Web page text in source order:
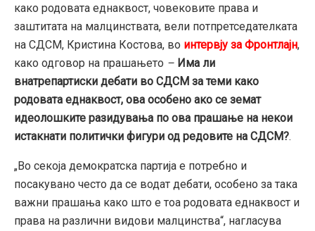
како родовата еднаквост, човековите права и
заштитата на малцинствата, вели потпретседателката
на СДСМ, Кристина Костова, во интервју за Фронтлајн,
како одговор на прашањето – Има ли
внатрепартиски дебати во СДСМ за теми како
родовата еднаквост, ова особено ако се земат
идеолошките разидувања по ова прашање на некои
истакнати политички фигури од редовите на СДСМ?.
„Во секоја демократска партија е потребно и
посакувано често да се водат дебати, особено за така
важни прашања како што е тоа родовата еднаквост и
права на различни видови малцинства“, нагласува